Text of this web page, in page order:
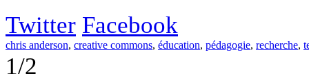
Twitter Facebook
chris anderson, creative commons, éducation, pédagogie, recherche,
1/2